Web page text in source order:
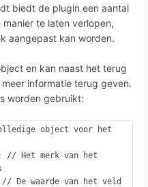
biedt de plugin een aantal
te laten verlopen,
aangepast kan worden.
en kan naast het terug
informatie terug geven.
worden gebruikt:
object voor het
// Het merk van het
De waarde van het veld